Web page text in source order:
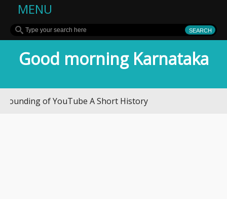
MENU
Good morning Karnataka
of YouTube A Short History